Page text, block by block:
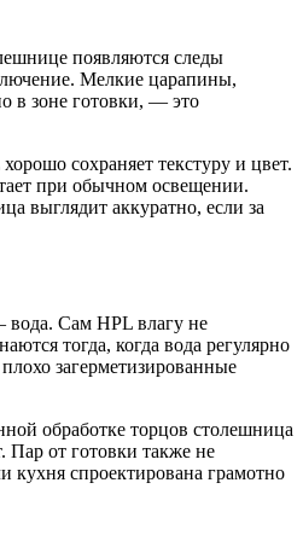
появляются следы
Мелкие царапины,
в зоне готовки, — это
сохраняет текстуру и цвет.
при обычном освещении.
выглядит аккуратно, если за
Сам HPL влагу не
тогда, когда вода регулярно
загерметизированные
обработке торцов столешница
Пар от готовки также не
кухня спроектирована грамотно